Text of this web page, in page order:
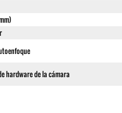
hardware de la cámara